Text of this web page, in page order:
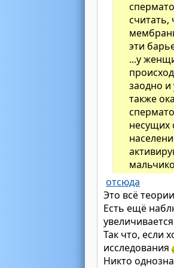
считать,
эти
...у
заодно и
также
несущих
отсюда
Это всё
Есть ещё
увеличивается
Так что, если
исследования
Никто